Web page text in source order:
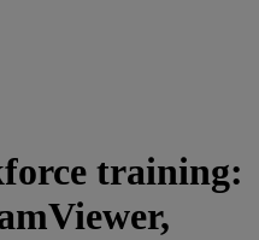
training: